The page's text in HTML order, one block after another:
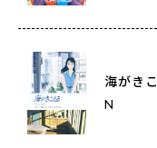
海がき
N